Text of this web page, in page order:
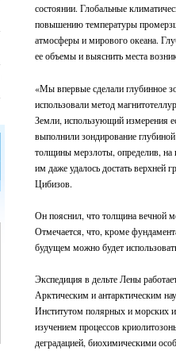
состоянии. Глобальные
повышению температуры
атмосферы и мирового океана.
ее объемы и выяснить места
«Мы впервые сделали глубинное
использовали метод
Земли, использующий измерения
выполнили зондирование
толщины мерзлоты, определив, на
им даже удалось достать верхней
Цибизов.
Он пояснил, что толщина вечной
Отмечается, что, кроме
будущем можно будет
Экспедиция в дельте Лены
Арктическим и антарктическим
Институтом полярных и морских
изучением процессов
деградацией, биохимическими